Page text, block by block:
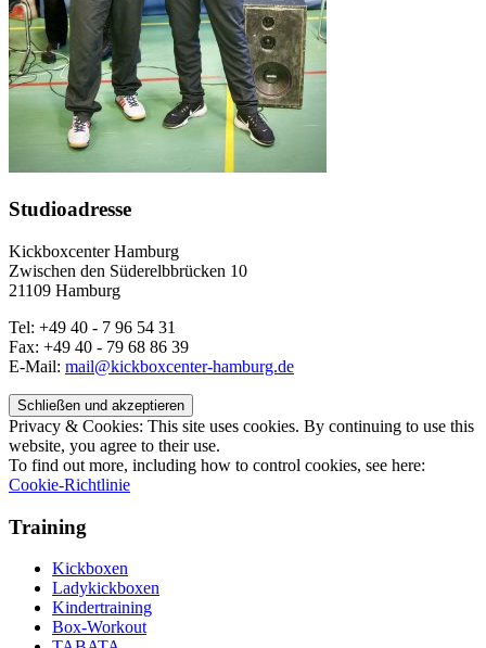
Studioadresse
Kickboxcenter Hamburg
Zwischen den Süderelbbrücken 10
21109 Hamburg
Tel: +49 40 - 7 96 54 31
Fax: +49 40 - 79 68 86 39
E-Mail: mail@kickboxcenter-hamburg.de
Privacy & Cookies: This site uses cookies. By continuing to use this
website, you agree to their use.
To find out more, including how to control cookies, see here:
Cookie-Richtlinie
Training
Kickboxen
Ladykickboxen
Kindertraining
Box-Workout